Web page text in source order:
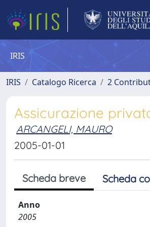
IRIS
IRIS Catalogo Ricerca 2
Assicurazione
ARCANGELI, MAURO
2005-01-01
Scheda breve Scheda
Anno
2005